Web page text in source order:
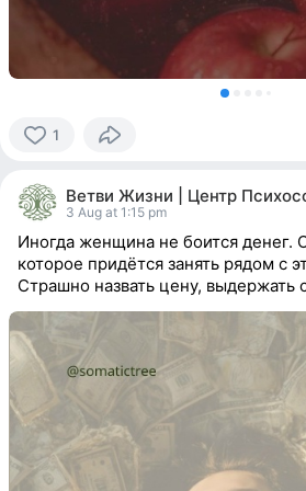
1
person
reacted Ветви Жизни | Центр
3 Aug at 1:15 pm
Иногда женщина не боится денег.
которое придётся занять рядом с
Страшно назвать цену, выдержать